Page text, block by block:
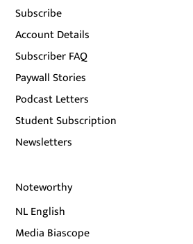
Subscribe
Account Details
Subscriber FAQ
Paywall Stories
Podcast Letters
Student Subscription
Newsletters
Noteworthy
NL English
Media Biascope